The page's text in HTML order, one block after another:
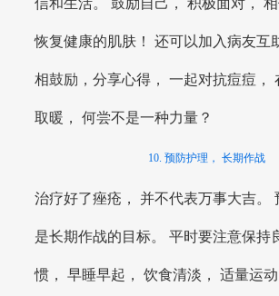
信和生活。 鼓励自己， 积极面对，
恢复健康的肌肤！ 还可以加入病友互
相鼓励，分享心得， 一起对抗痘痘，
取暖， 何尝不是一种力量？
10. 预防护理， 长期作战
治疗好了痤疮， 并不代表万事大吉。
是长期作战的目标。 平时要注意保持
惯， 早睡早起， 饮食清淡， 适量运